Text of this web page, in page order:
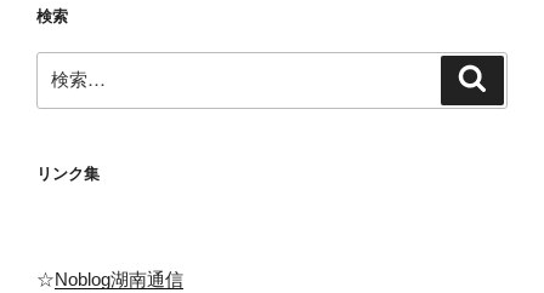
検索
索:
リンク集
☆Noblog湖南通信